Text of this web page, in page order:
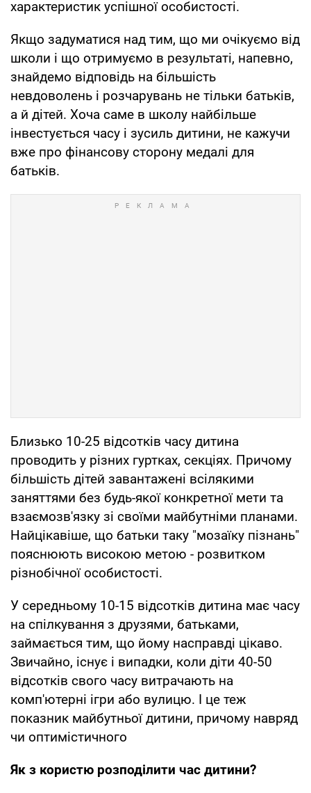
характеристик успішної особистості.
Якщо задуматися над тим, що ми очікуємо від
школи і що отримуємо в результаті, напевно,
знайдемо відповідь на більшість
невдоволень і розчарувань не тільки батьків,
а й дітей. Хоча саме в школу найбільше
інвестується часу і зусиль дитини, не кажучи
вже про фінансову сторону медалі для
батьків.
Близько 10-25 відсотків часу дитина
проводить у різних гуртках, секціях. Причому
більшість дітей завантажені всілякими
заняттями без будь-якої конкретної мети та
взаємозв'язку зі своїми майбутніми планами.
Найцікавіше, що батьки таку "мозаїку пізнань"
пояснюють високою метою - розвитком
різнобічної особистості.
У середньому 10-15 відсотків дитина має часу
на спілкування з друзями, батьками,
займається тим, що йому насправді цікаво.
Звичайно, існує і випадки, коли діти 40-50
відсотків свого часу витрачають на
комп'ютерні ігри або вулицю. І це теж
показник майбутньої дитини, причому навряд
чи оптимістичного
Як з користю розподілити час дитини?